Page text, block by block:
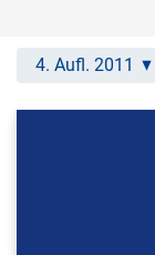
4. Aufl. 2011